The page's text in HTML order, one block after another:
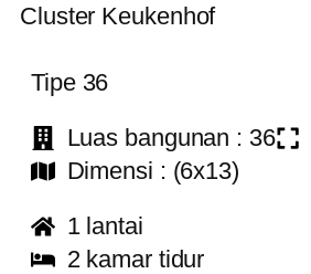
Cluster Keukenhof
Tipe 36
Luas bangunan : 36
Dimensi : (6x13)
1 lantai
2 kamar tidur